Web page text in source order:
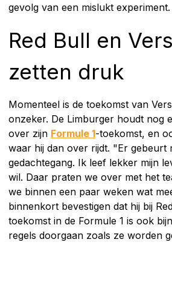
gevolg van een mislukt experiment.
Red Bull en
zetten druk
Momenteel is de toekomst van
onzeker. De Limburger houdt nog
over zijn Formule 1-toekomst, en
waar hij dan over rijdt. "Er gebeurt
gedachtegang. Ik leef lekker mijn
wil. Daar praten we over met het
we binnen een paar weken wat
binnenkort bevestigen dat hij bij
toekomst in de Formule 1 is ook
regels doorgaan zoals ze worden